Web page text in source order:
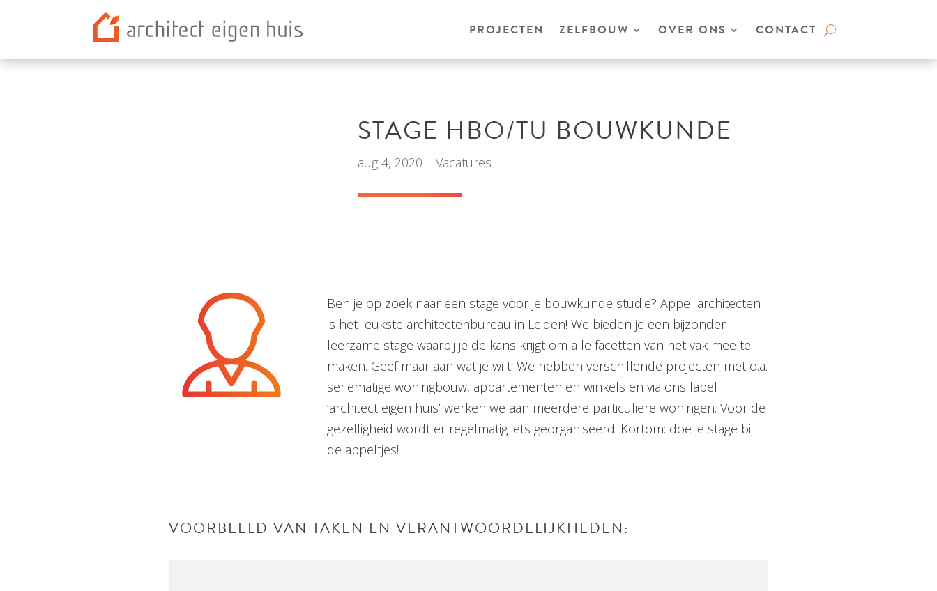
PROJECTEN ZELFBOUW OVER ONS CONTACT
STAGE HBO/TU BOUWKUNDE
aug 4, 2020 | Vacatures
Ben je op zoek naar een stage voor je bouwkunde studie? Appel architecten
is het leukste architectenbureau in Leiden! We bieden je een bijzonder
leerzame stage waarbij je de kans krijgt om alle facetten van het vak mee te
maken. Geef maar aan wat je wilt. We hebben verschillende projecten met o.a.
seriematige woningbouw, appartementen en winkels en via ons label
‘architect eigen huis’ werken we aan meerdere particuliere woningen. Voor de
gezelligheid wordt er regelmatig iets georganiseerd. Kortom: doe je stage bij
de appeltjes!
VOORBEELD VAN TAKEN EN VERANTWOORDELIJKHEDEN: